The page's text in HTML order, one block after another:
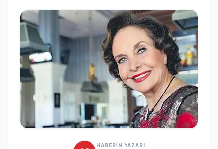
HABERİN YAZARI